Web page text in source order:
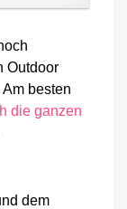
Outdoor
besten
die ganzen
dem